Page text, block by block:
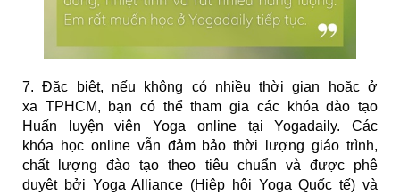
7. Đặc biệt, nếu không có nhiều thời gian hoặc ở
xa TPHCM, bạn có thể tham gia các
khóa đào tạo
Huấn luyện viên Yoga onlinetại Yogadaily. Các
khóa học online vẫn đảm bảo thời lượng giáo trình,
chất lượng đào tạo theo tiêu chuẩn và được phê
duyệt bởi Yoga Alliance (Hiệp hội Yoga Quốc tế) và